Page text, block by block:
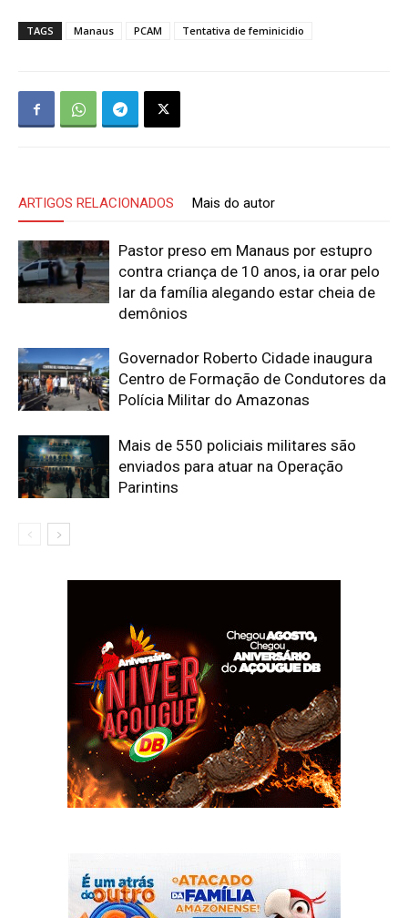
TAGS Manaus PCAM Tentativa de feminicidio
ARTIGOS RELACIONADOS Mais do autor
Pastor preso em Manaus por estupro
contra criança de 10 anos, ia orar pelo
lar da família alegando estar cheia de
demônios
Governador Roberto Cidade inaugura
Centro de Formação de Condutores da
Polícia Militar do Amazonas
Mais de 550 policiais militares são
enviados para atuar na Operação
Parintins